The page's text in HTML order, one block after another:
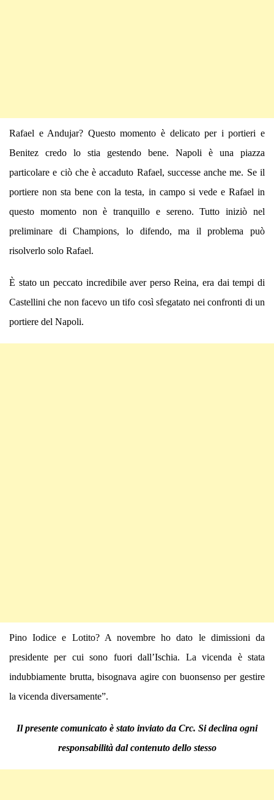
Rafael e Andujar? Questo momento è delicato per i portieri e
Benitez credo lo stia gestendo bene. Napoli è una piazza
particolare e ciò che è accaduto Rafael, successe anche me. Se il
portiere non sta bene con la testa, in campo si vede e Rafael in
questo momento non è tranquillo e sereno. Tutto iniziò nel
preliminare di Champions, lo difendo, ma il problema può
risolverlo solo Rafael.
È stato un peccato incredibile aver perso Reina, era dai tempi di
Castellini che non facevo un tifo così sfegatato nei confronti di un
portiere del Napoli.
Pino Iodice e Lotito? A novembre ho dato le dimissioni da
presidente per cui sono fuori dall’Ischia. La vicenda è stata
indubbiamente brutta, bisognava agire con buonsenso per gestire
la vicenda diversamente”.
Il presente comunicato è stato inviato da Crc. Si declina ogni
responsabilità dal contenuto dello stesso